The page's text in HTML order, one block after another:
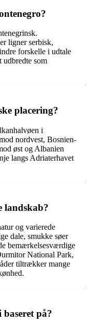
ligner serbisk,
forskelle i udtale
udbredte som
placering?
i
nordvest, Bosnien-
øst og Albanien
langs Adriaterhavet
landskab?
og varierede
dale, smukke søer
bemærkelsesværdige
National Park,
tiltrækker mange
på?